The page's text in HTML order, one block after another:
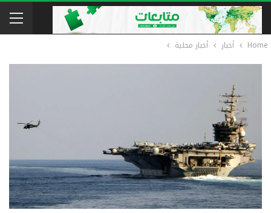
Home أخبار أخبار محلية